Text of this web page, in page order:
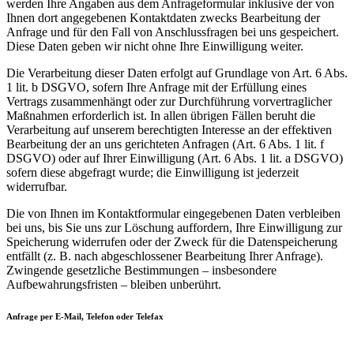
werden Ihre Angaben aus dem Anfrageformular inklusive der von
Ihnen dort angegebenen Kontaktdaten zwecks Bearbeitung der
Anfrage und für den Fall von Anschlussfragen bei uns gespeichert.
Diese Daten geben wir nicht ohne Ihre Einwilligung weiter.
Die Verarbeitung dieser Daten erfolgt auf Grundlage von Art. 6 Abs.
1 lit. b DSGVO, sofern Ihre Anfrage mit der Erfüllung eines
Vertrags zusammenhängt oder zur Durchführung vorvertraglicher
Maßnahmen erforderlich ist. In allen übrigen Fällen beruht die
Verarbeitung auf unserem berechtigten Interesse an der effektiven
Bearbeitung der an uns gerichteten Anfragen (Art. 6 Abs. 1 lit. f
DSGVO) oder auf Ihrer Einwilligung (Art. 6 Abs. 1 lit. a DSGVO)
sofern diese abgefragt wurde; die Einwilligung ist jederzeit
widerrufbar.
Die von Ihnen im Kontaktformular eingegebenen Daten verbleiben
bei uns, bis Sie uns zur Löschung auffordern, Ihre Einwilligung zur
Speicherung widerrufen oder der Zweck für die Datenspeicherung
entfällt (z. B. nach abgeschlossener Bearbeitung Ihrer Anfrage).
Zwingende gesetzliche Bestimmungen – insbesondere
Aufbewahrungsfristen – bleiben unberührt.
Anfrage per E-Mail, Telefon oder Telefax